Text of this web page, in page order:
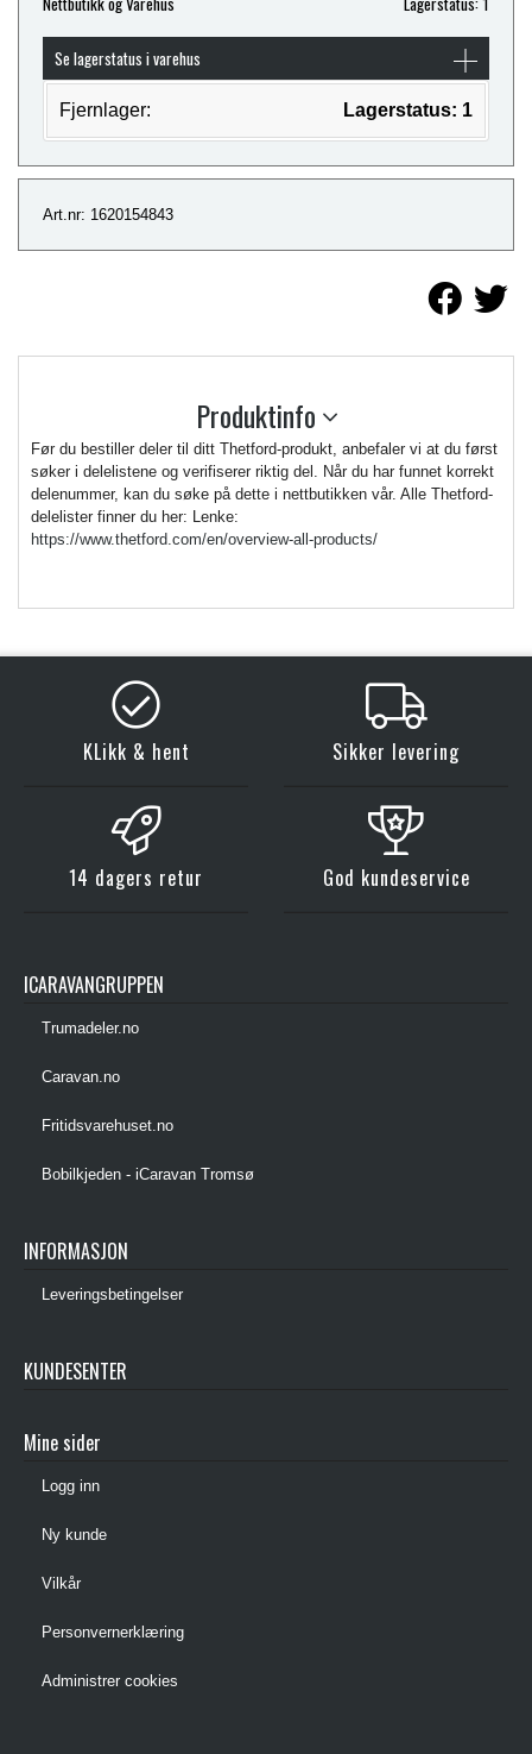
Se lagerstatus i varehus
Fjernlager: Lagerstatus: 1
Art.nr: 1620154843
Produktinfo
Før du bestiller deler til ditt Thetford-produkt, anbefaler vi at du først
søker i delelistene og verifiserer riktig del. Når du har funnet korrekt
delenummer, kan du søke på dette i nettbutikken vår. Alle Thetford-
delelister finner du her: Lenke:
https://www.thetford.com/en/overview-all-products/
KLikk & hent Sikker levering
14 dagers retur God kundeservice
ICARAVANGRUPPEN
Trumadeler.no
Caravan.no
Fritidsvarehuset.no
Bobilkjeden - iCaravan Tromsø
INFORMASJON
Leveringsbetingelser
KUNDESENTER
Mine sider
Logg inn
Ny kunde
Vilkår
Personvernerklæring
Administrer cookies